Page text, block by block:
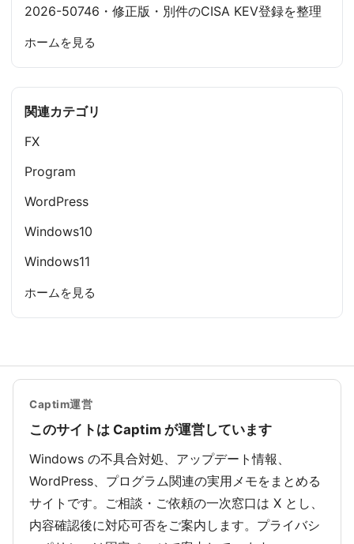
2026-50746・修正版・別件のCISA KEV登録を整理
ホームを見る
関連カテゴリ
FX
Program
WordPress
Windows10
Windows11
ホームを見る
Captim運営
このサイトは Captim が運営しています
Windows の不具合対処、アップデート情報、
WordPress、プログラム関連の実用メモをまとめる
サイトです。ご相談・ご依頼の一次窓口は X とし、
内容確認後に対応可否をご案内します。プライバシ